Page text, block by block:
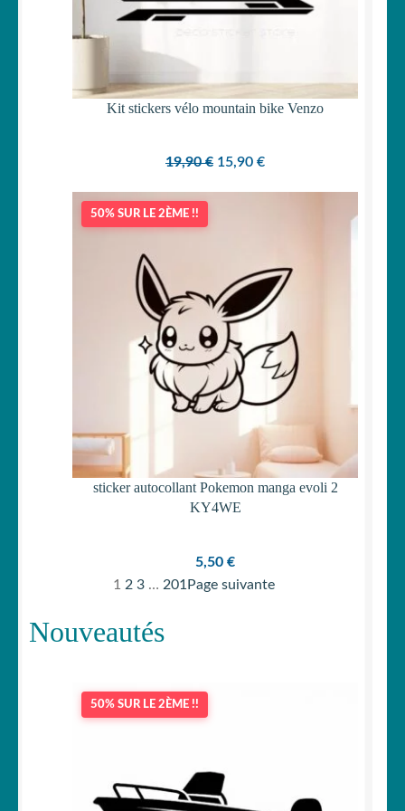
Kit stickers vélo mountain bike Venzo
19,90€ Le
15,90 €Le
50% SUR LE 2ÈME !!
sticker autocollant Pokemon manga evoli 2
KY4WE
5,50 €
1 2 3 … 201 Page suivante
Nouveautés
50% SUR LE 2ÈME !!